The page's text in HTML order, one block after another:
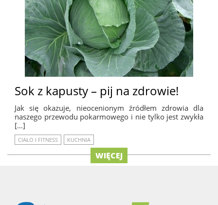
Sok z kapusty – pij na zdrowie!
Jak się okazuje, nieocenionym źródłem zdrowia dla
naszego przewodu pokarmowego i nie tylko jest zwykła
[…]
CIAŁO I FITNESS KUCHNIA
WIĘCEJ